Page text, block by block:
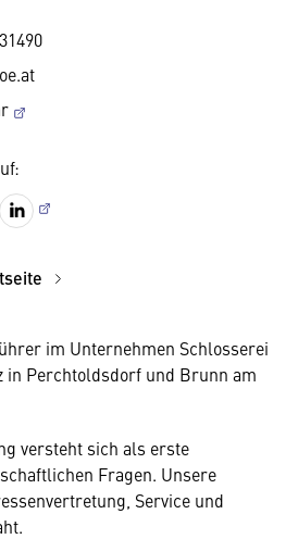
im Unternehmen Schlosserei
in Perchtoldsdorf und Brunn am
versteht sich als erste
Fragen. Unsere
Service und